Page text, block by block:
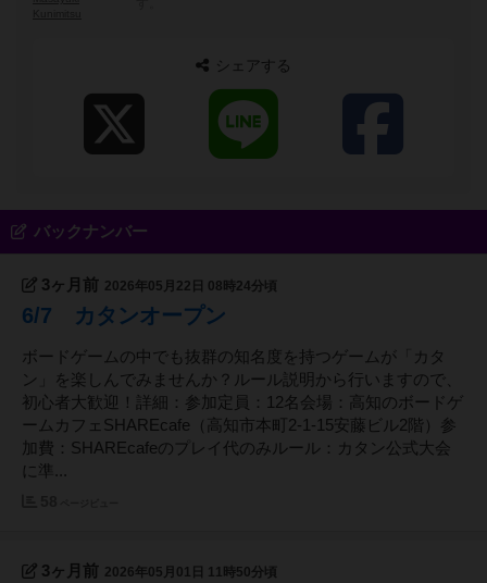
シェアする
バックナンバー
3ヶ月前 2026年05月22日 08時24分頃
6/7 カタンオープン
ボードゲームの中でも抜群の知名度を持つゲームが「カタ
ン」を楽しんでみませんか？ルール説明から行いますので、
初心者大歓迎！詳細：参加定員：12名会場：高知のボードゲ
ームカフェSHAREcafe（高知市本町2-1-15安藤ビル2階）参
加費：SHAREcafeのプレイ代のみルール：カタン公式大会
に準...
3ヶ月前 2026年05月01日 11時50分頃